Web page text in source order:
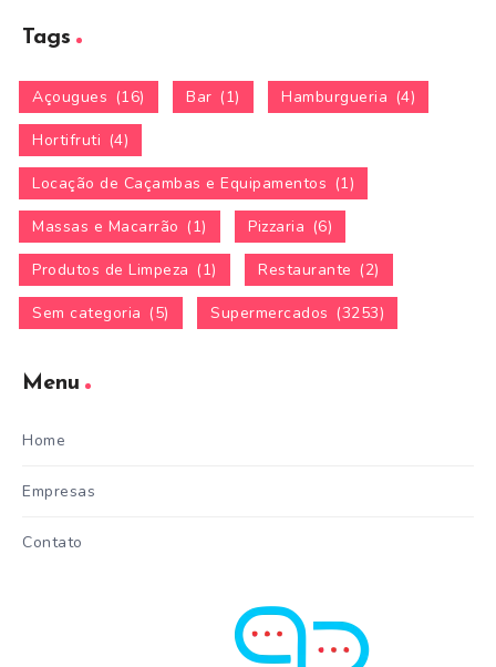
Tags
Açougues (16) Bar (1) Hamburgueria (4)
Hortifruti (4)
Locação de Caçambas e Equipamentos (1)
Massas e Macarrão (1) Pizzaria (6)
Produtos de Limpeza (1) Restaurante (2)
Sem categoria (5) Supermercados (3253)
Menu
Home
Empresas
Contato